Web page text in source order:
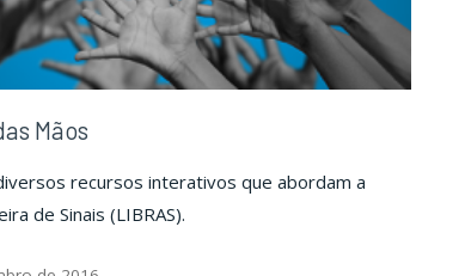
Mãos
recursos interativos que abordam a
de Sinais (LIBRAS).